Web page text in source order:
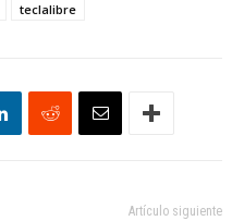
teclalibre
Artículo siguiente